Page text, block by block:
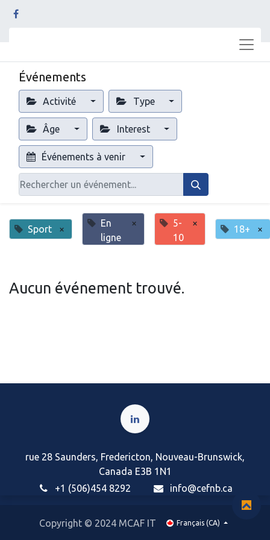
Événements
Activité Type
Âge Interest
Événements à venir
Sport ×
En
ligne
×
5-
10
×
18+ ×
Aucun événement trouvé.
rue 28 Saunders, Fredericton, Nouveau-Brunswick,
Canada E3B 1N1
+1 (506)454 8292
info@cefnb.ca
Copyright © 2024 MCAF IT Français (CA)